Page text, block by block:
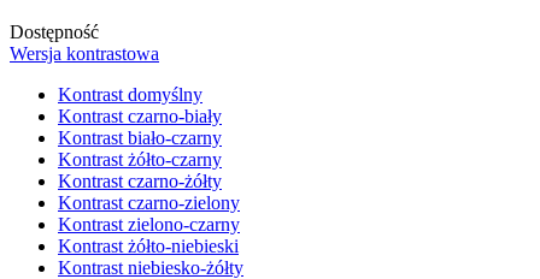
Dostępność
Wersja kontrastowa
Kontrast domyślny
Kontrast czarno-biały
Kontrast biało-czarny
Kontrast żółto-czarny
Kontrast czarno-żółty
Kontrast czarno-zielony
Kontrast zielono-czarny
Kontrast żółto-niebieski
Kontrast niebiesko-żółty